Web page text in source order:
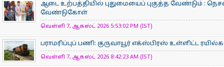
ஆடை உற்பத்தியில் புதுமையைப் புகுத்த வேண்டும் :
வேண்டுகோள்
வெள்ளி 7, ஆகஸ்ட் 2026 5:53:02 PM (IST)
பராமரிப்புப் பணி: குருவாயூர் எக்ஸ்பிரஸ் உள்ளிட்ட
வெள்ளி 7, ஆகஸ்ட் 2026 8:42:23 AM (IST)